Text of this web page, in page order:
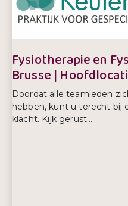
Telefoonnummer:
+31642502673
Fysiotherapie en
Brusse |
Doordat alle teamleden
hebben, kunt u terecht bij
klacht. Kijk gerust...